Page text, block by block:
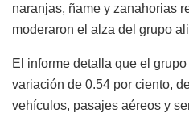
naranjas, ñame y zanahorias
moderaron el alza del grupo
El informe detalla que el
variación de 0.54 por ciento,
vehículos, pasajes aéreos y